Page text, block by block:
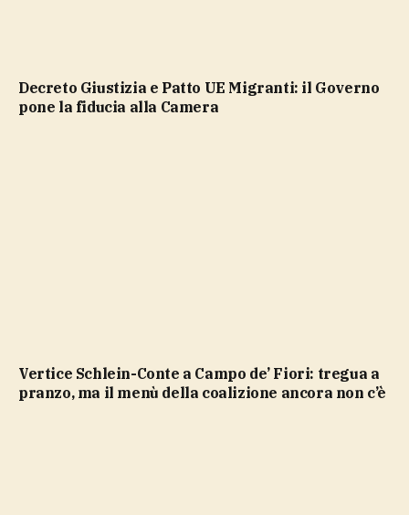
Decreto Giustizia e Patto UE Migranti: il Governo
pone la fiducia alla Camera
Vertice Schlein-Conte a Campo de’ Fiori: tregua a
pranzo, ma il menù della coalizione ancora non c’è